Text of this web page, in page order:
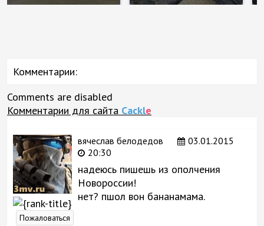
Комментарии:
Comments are disabled
Комментарии для сайта Cackle
вячеслав белодедов
03.01.2015
20:30
надеюсь пишешь из ополчения
Новороссии!
нет? пшол вон бананамама.
Пожаловаться